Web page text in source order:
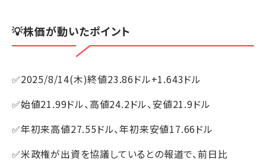
💡株価が動いたポイント
✅2025/8/14(木)終値23.86ドル+1.643ドル
✅始値21.99ドル、高値24.2ドル、安値21.9ドル
✅年初来高値27.55ドル、年初来安値17.66ドル
✅米政権が出資を協議しているとの報道で、前日比